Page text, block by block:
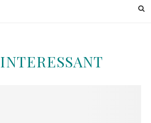
INTERESSANT